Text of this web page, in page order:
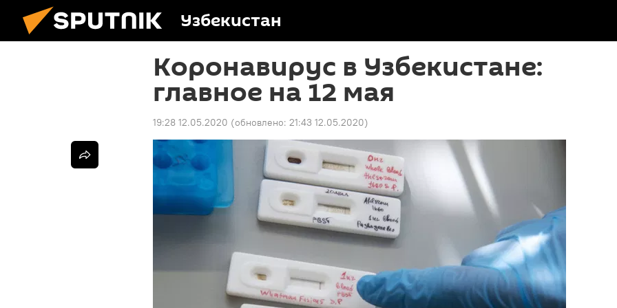
Узбекистан
Коронавирус в Узбекистане:
главное на 12 мая
19:28 12.05.2020 (обновлено: 21:43 12.05.2020)